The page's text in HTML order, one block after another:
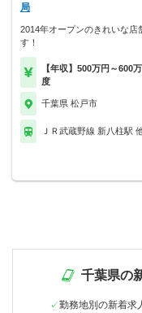
局
2014年オープンのきれいな店
す！
【年収】500万円～600
度
千葉県 松戸市
ＪＲ武蔵野線 新八柱駅
千葉県の
勤務地別の新着求